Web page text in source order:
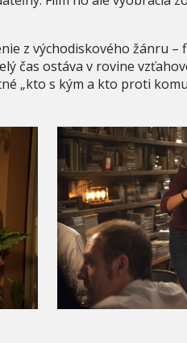
z východiskového žánru –
čas ostáva v rovine
„kto s kým a kto proti